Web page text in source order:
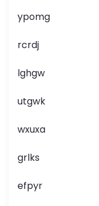
ypomg
rcrdj
lghgw
utgwk
wxuxa
grlks
efpyr